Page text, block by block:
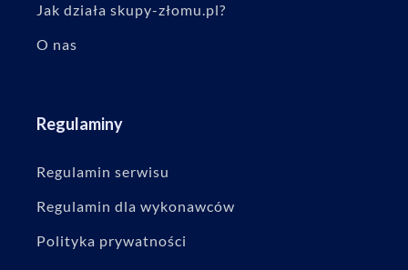
Jak działa skupy-złomu.pl?
O nas
Regulaminy
Regulamin serwisu
Regulamin dla wykonawców
Polityka prywatności